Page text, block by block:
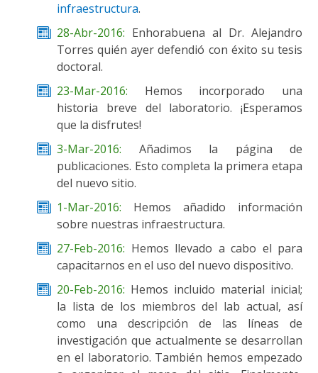
infraestructura.
28-Abr-2016: Enhorabuena al Dr. Alejandro
Torres quién ayer defendió con éxito su tesis
doctoral.
23-Mar-2016: Hemos incorporado una
historia breve del laboratorio. ¡Esperamos
que la disfrutes!
3-Mar-2016: Añadimos la página de
publicaciones. Esto completa la primera etapa
del nuevo sitio.
1-Mar-2016: Hemos añadido información
sobre nuestras infraestructura.
27-Feb-2016: Hemos llevado a cabo el para
capacitarnos en el uso del nuevo dispositivo.
20-Feb-2016: Hemos incluido material inicial;
la lista de los miembros del lab actual, así
como una descripción de las líneas de
investigación que actualmente se desarrollan
en el laboratorio. También hemos empezado